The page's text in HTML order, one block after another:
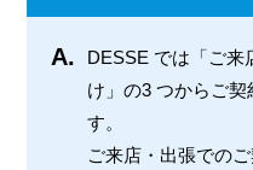
A.
DESSE では「ご来
け」の3 つからご
す。
ご来店・出張での